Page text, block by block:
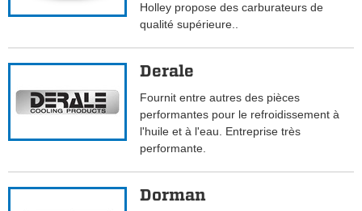
Holley propose des carburateurs de
qualité supérieure..
Derale
Fournit entre autres des pièces
performantes pour le refroidissement à
l'huile et à l'eau. Entreprise très
performante.
Dorman